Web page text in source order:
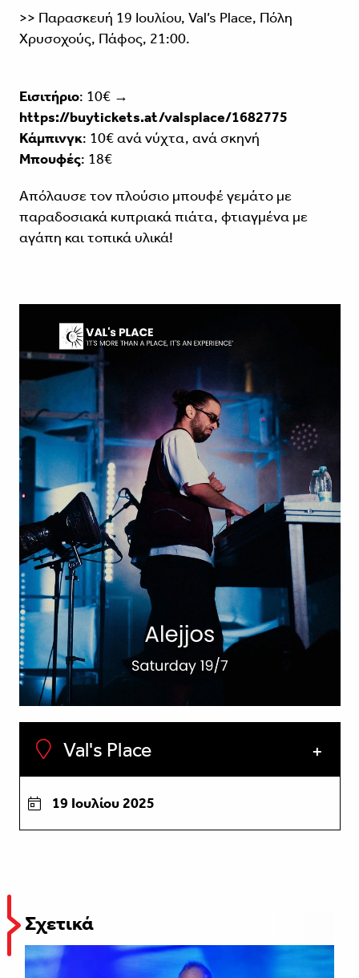
>> Παρασκευή 19 Ιουλίου, Val’s Place, Πόλη
Χρυσοχούς, Πάφος, 21:00.
Εισιτήριο: 10€ →
https://buytickets.at/valsplace/1682775
Κάμπινγκ: 10€ ανά νύχτα, ανά σκηνή
Μπουφές: 18€
Απόλαυσε τον πλούσιο μπουφέ γεμάτο με
παραδοσιακά κυπριακά πιάτα, φτιαγμένα με
αγάπη και τοπικά υλικά!
Val's Place
19 Ιουλίου 2025
Σχετικά